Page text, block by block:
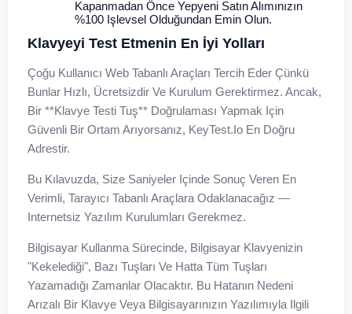
Kapanmadan Önce Yepyeni Satın Alımınızın
%100 Işlevsel Olduğundan Emin Olun.
Klavyeyi Test Etmenin En İyi Yolları
Çoğu Kullanıcı Web Tabanlı Araçları Tercih Eder Çünkü
Bunlar Hızlı, Ücretsizdir Ve Kurulum Gerektirmez. Ancak,
Bir **klavye Testi Tuş** Doğrulaması Yapmak Için
Güvenli Bir Ortam Arıyorsanız, KeyTest.io En Doğru
Adrestir.
Bu Kılavuzda, Size Saniyeler Içinde Sonuç Veren En
Verimli, Tarayıcı Tabanlı Araçlara Odaklanacağız —
Internetsiz Yazılım Kurulumları Gerekmez.
Bilgisayar Kullanma Sürecinde, Bilgisayar Klavyenizin
"kekelediği", Bazı Tuşları Ve Hatta Tüm Tuşları
Yazamadığı Zamanlar Olacaktır. Bu Hatanın Nedeni
Arızalı Bir Klavye Veya Bilgisayarınızın Yazılımıyla Ilgili